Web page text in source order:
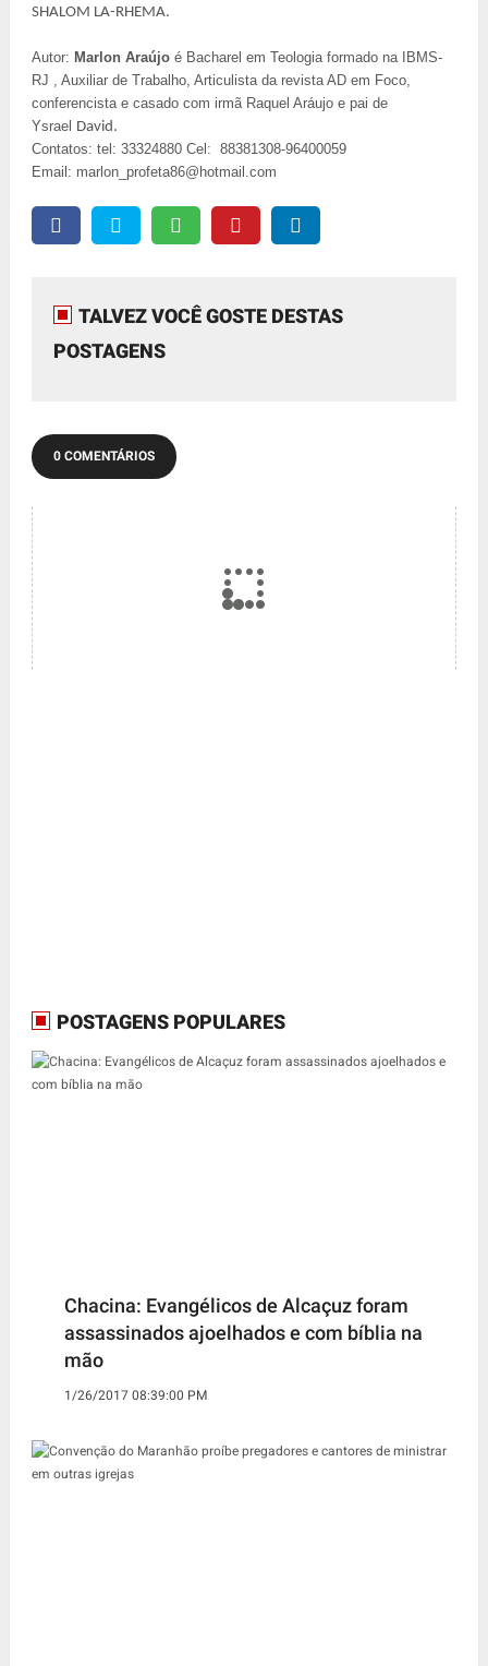
SHALOM LA-RHEMA.
Autor: Marlon Araújoé Bacharel em Teologia formado na IBMS-
RJ , Auxiliar de Trabalho, Articulista da revista AD em Foco,
conferencista e casado com irmã Raquel Aráujo e pai de
Ysrael David.
Contatos: tel: 33324880 Cel: 88381308-96400059
Email: marlon_profeta86@hotmail.com
TALVEZ VOCÊ GOSTE DESTAS
POSTAGENS
0 COMENTÁRIOS
POSTAGENS POPULARES
Chacina: Evangélicos de Alcaçuz foram
assassinados ajoelhados e com bíblia na
mão
1/26/2017 08:39:00 PM